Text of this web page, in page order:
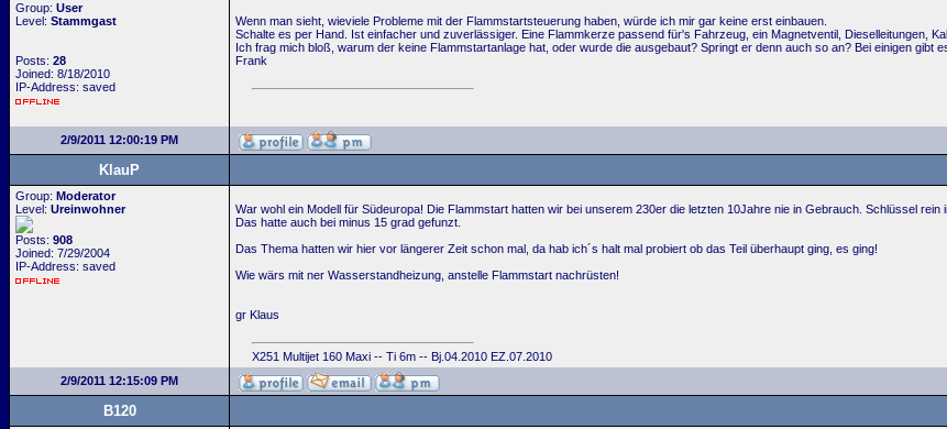
Group: User
Level: Stammgast
Posts: 28
Joined: 8/18/2010
IP-Address: saved
Wenn man sieht, wieviele Probleme mit der Flammstartsteuerung haben, würde ich mir gar keine erst einbauen.
Schalte es per Hand. Ist einfacher und zuverlässiger. Eine Flammkerze passend für's Fahrzeug, ein Magnetventil, Dieselleitungen,
Ich frag mich bloß, warum der keine Flammstartanlage hat, oder wurde die ausgebaut? Springt er denn auch so an? Bei einigen gibt
Frank
2/9/2011 12:00:19 PM
KlauP
Group: Moderator
Level: Ureinwohner
Posts: 908
Joined: 7/29/2004
IP-Address: saved
War wohl ein Modell für Südeuropa! Die Flammstart hatten wir bei unserem 230er die letzten 10Jahre nie in Gebrauch. Schlüssel
Das hatte auch bei minus 15 grad gefunzt.
Das Thema hatten wir hier vor längerer Zeit schon mal, da hab ich´s halt mal probiert ob das Teil überhaupt ging, es ging!
Wie wärs mit ner Wasserstandheizung, anstelle Flammstart nachrüsten!
gr Klaus
X251 Multijet 160 Maxi -- Ti 6m -- Bj.04.2010 EZ.07.2010
2/9/2011 12:15:09 PM
B120